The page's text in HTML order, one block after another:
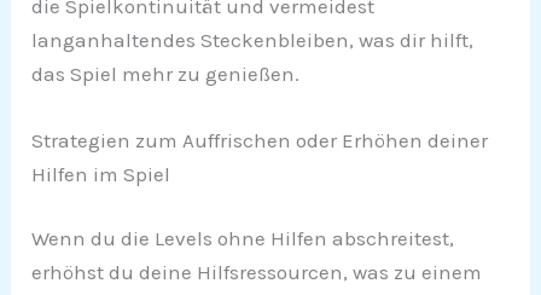
die Spielkontinuität und vermeidest
langanhaltendes Steckenbleiben, was dir hilft,
das Spiel mehr zu genießen.
Strategien zum Auffrischen oder Erhöhen deiner
Hilfen im Spiel
Wenn du die Levels ohne Hilfen abschreitest,
erhöhst du deine Hilfsressourcen, was zu einem